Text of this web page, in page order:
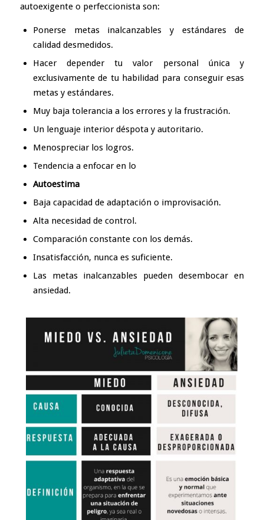
autoexigente o perfeccionista son:
Ponerse metas inalcanzables y estándares de
calidad desmedidos.
Hacer depender tu valor personal única y
exclusivamente de tu habilidad para conseguir esas
metas y estándares.
Muy baja tolerancia a los errores y la frustración.
Un lenguaje interior déspota y autoritario.
Menospreciar los logros.
Tendencia a enfocar en lo
Autoestima
Baja capacidad deadaptacióno improvisación.
Alta necesidad de control.
Comparación constante con los demás.
Insatisfacción, nunca es suficiente.
Las metas inalcanzables pueden desembocar en
ansiedad.